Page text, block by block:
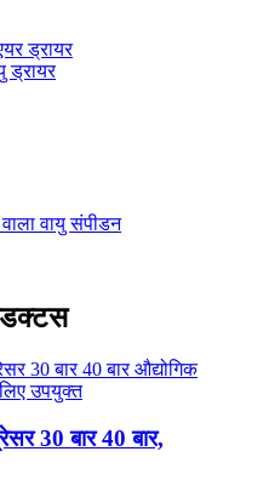
ड्रायर
ड्रायर
वायु संपीडन
30 बार 40 बार,